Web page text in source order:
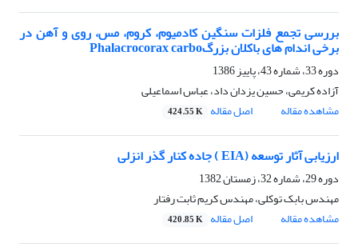
بررسی تجمع فلزات سنگین کادمیوم، کروم، مس، روی و آهن در
برخی اندام های باکلان بزرگPhalacrocorax carbo
دوره 33، شماره 43، پاییز 1386
آزاده کریمی، حسین یزدان داد، عباس اسماعیلی
مشاهده مقاله
اصل مقاله 424.55 K
ارزیابی آثار توسعه (EIA ) جاده کنار گذر انزلی
دوره 29، شماره 32، زمستان 1382
مهندس بابک توکلی، مهندس کریم ثابت رفتار
مشاهده مقاله
اصل مقاله 420.85 K